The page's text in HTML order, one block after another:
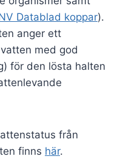
Datablad koppar).
anger ett
med god
för den lösta halten
från
finns här.